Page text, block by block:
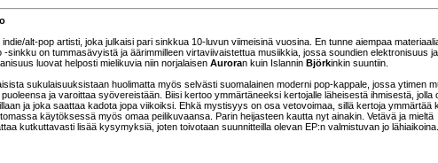
alt-pop artisti, joka julkaisi pari sinkkua 10-luvun viimeisinä vuosina. En tunne aiempaa
-sinkku on tummasävyistä ja äärimmilleen virtaviivaistettua musiikkia, jossa soundien elektronisuus ja
luovat helposti mielikuvia niin norjalaisen Auroran kuin Islannin Björkinkin suuntiin.
sukulaisuuksistaan huolimatta myös selvästi suomalainen moderni pop-kappale, jossa ytimen
ja varoittaa syövereistään. Biisi kertoo ymmärtäneeksi kertojalle läheisestä ihmisestä, jolla
ja joka saattaa kadota jopa viikoiksi. Ehkä mystisyys on osa vetovoimaa, sillä kertoja ymmärtää
käytöksessä myös omaa peilikuvaansa. Parin heijasteen kautta nyt ainakin. Vetävä ja mieltä
kutkuttavasti lisää kysymyksiä, joten toivotaan suunnitteilla olevan EP:n valmistuvan jo lähiaikoina.